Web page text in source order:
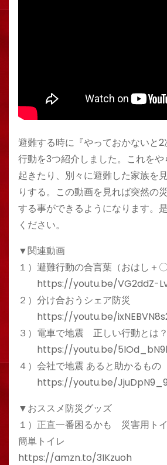
避難する時に『やっておかないと2
行動を3つ紹介しました。これを
起きたり、別々に避難した家族を
りする。この動画を見れば突然の
する事ができるようになります。
ください。
▼関連動画
１）避難行動の合言葉（おはし＋〇
https://youtu.be/VG2ddZ-
２）分け合おうシェア防災
https://youtu.be/
３）電車で地震 正しい行動とは？
https://youtu.be/
４）会社で地震 あると助かるもの
https://youtu.be/
▼おススメ防災グッズ
１）正直一番困るかも 災害用ト
簡単トイレ
https://amzn.to/3IKzuoh